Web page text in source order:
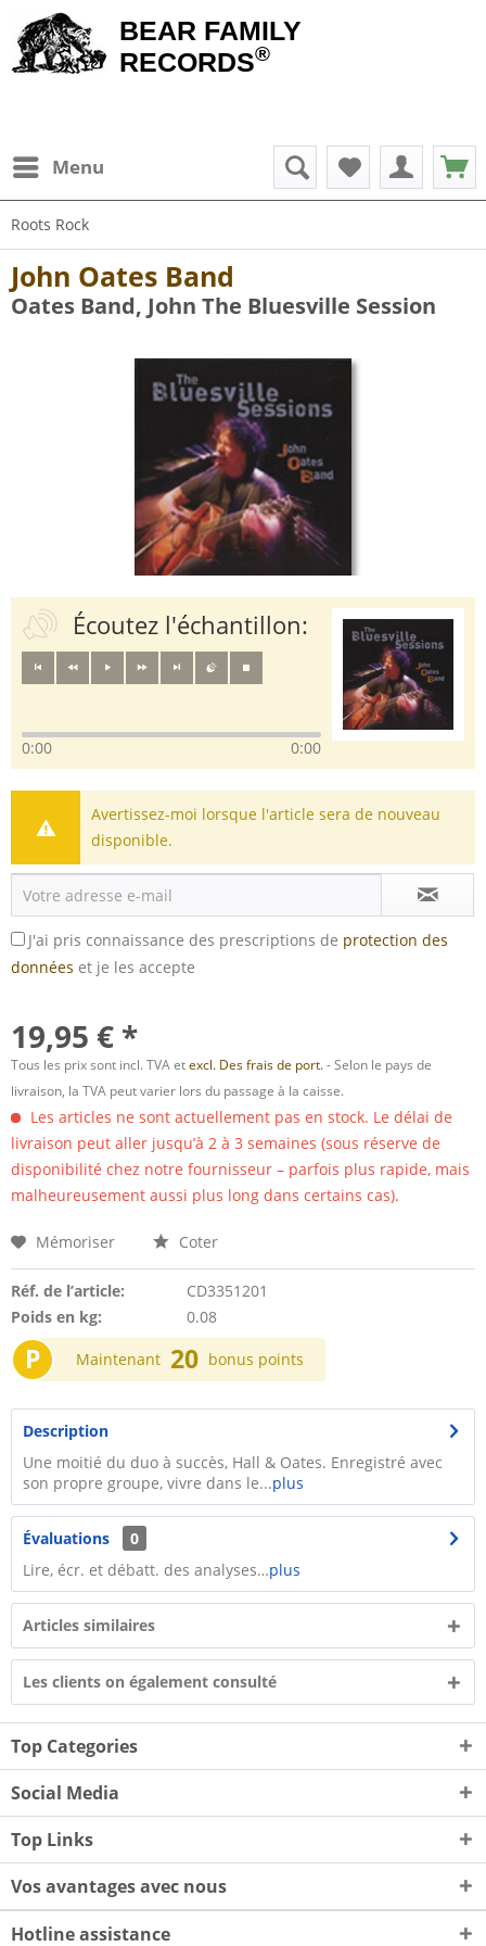
BEAR FAMILY
RECORDS®
Menu
Roots Rock
John Oates Band
Oates Band, John The Bluesville Session
Écoutez l'échantillon:
0:00 0:00
Avertissez-moi lorsque l'article sera de nouveau
disponible.
J'ai pris connaissance des prescriptions de protection des
données et je les accepte
19,95 € *
Tous les prix sont incl. TVA etexcl. Des frais de port.- Selon le pays de
livraison, la TVA peut varier lors du passage à la caisse.
Les articles ne sont actuellement pas en stock. Le délai de
livraison peut aller jusqu’à 2 à 3 semaines (sous réserve de
disponibilité chez notre fournisseur – parfois plus rapide, mais
malheureusement aussi plus long dans certains cas).
Mémoriser Coter
Réf. de l’article:
CD3351201
Poids en kg:
0.08
P Maintenant 20 bonus points
Description
Une moitié du duo à succès, Hall & Oates. Enregistré avec
son propre groupe, vivre dans le...plus
Évaluations
0
Lire, écr. et débatt. des analyses…plus
Articles similaires
Les clients on également consulté
Top Categories
Social Media
Top Links
Vos avantages avec nous
Hotline assistance